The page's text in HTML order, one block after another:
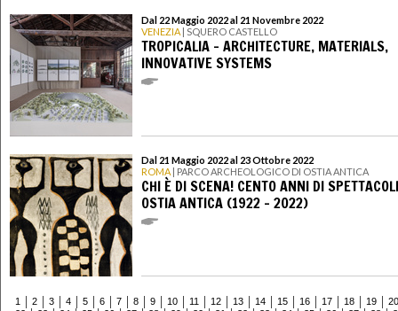
Dal 22 Maggio 2022 al 21 Novembre 2022
VENEZIA | SQUERO CASTELLO
TROPICALIA - ARCHITECTURE, MATERIALS,
INNOVATIVE SYSTEMS
Dal 21 Maggio 2022 al 23 Ottobre 2022
ROMA | PARCO ARCHEOLOGICO DI OSTIA ANTICA
CHI È DI SCENA! CENTO ANNI DI
OSTIA ANTICA (1922 – 2022)
1 2 3 4 5 6 7 8 9 10 11 12 13 14 15 16 17 18 19
20